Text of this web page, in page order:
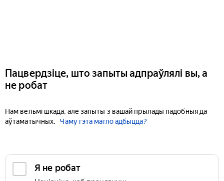
Пацвердзіце, што запыты адпраўлялі вы, а
не робат
Нам вельмі шкада, але запыты з вашай прылады падобныя да
аўтаматычных.
Чаму гэта магло адбыцца?
Я не робат